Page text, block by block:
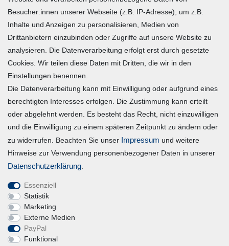
Widerrufsrecht
Warenkorb
Zur Kasse
Mein Konto
Registrieren
Login
Vertrag widerrufen
Unternehmen
Blog
Datenschutzerklärung
Erklärung zur Barrierefreiheit
AGB
Besucher:innen unserer Webseite (z.B. IP-Adresse), um z.B.
Inhalte und Anzeigen zu personalisieren, Medien von
Drittanbietern einzubinden oder Zugriffe auf unsere Website zu
analysieren. Die Datenverarbeitung erfolgt erst durch gesetzte
Cookies. Wir teilen diese Daten mit Dritten, die wir in den
Einstellungen benennen.
Die Datenverarbeitung kann mit Einwilligung oder aufgrund eines
berechtigten Interesses erfolgen. Die Zustimmung kann erteilt
oder abgelehnt werden. Es besteht das Recht, nicht einzuwilligen
und die Einwilligung zu einem späteren Zeitpunkt zu ändern oder
zu widerrufen. Beachten Sie unser Impressum und weitere
Hinweise zur Verwendung personenbezogener Daten in unserer
Daten­schutz­erklärung
Essenziell
Statistik
Marketing
Externe Medien
PayPal
Funktional